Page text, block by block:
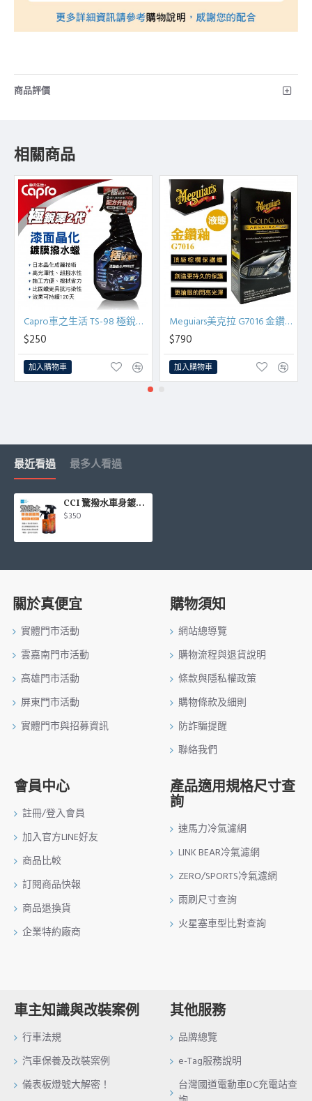
商品評價
相關商品
Capro車之生活 TS-98 極銳澤2代 漆面晶化鍍膜撥水蠟750ml
$250
加入購物車
Meguiars美克拉 G7016 金鑽釉PLUS(液態)473ml
$790
加入購物車
最近看過 最多人看過
CCI 驚撥水車身鍍膜劑(180ml/280ml)
$350
關於真便宜
實體門市活動
雲嘉南門市活動
高雄門市活動
屏東門市活動
實體門市與招募資訊
購物須知
網站總導覽
購物流程與退貨說明
條款與隱私權政策
購物條款及細則
防詐騙提醒
聯絡我們
會員中心
註冊/登入會員
加入官方LINE好友
商品比較
訂閱商品快報
商品退換貨
企業特約廠商
產品適用規格尺寸查
詢
速馬力冷氣濾網
LINK BEAR冷氣濾網
ZERO/SPORTS冷氣濾網
雨刷尺寸查詢
火星塞車型比對查詢
車主知識與改裝案例
行車法規
汽車保養及改裝案例
儀表板燈號大解密！
其他服務
品牌總覽
e-Tag服務說明
台灣國道電動車DC充電站查